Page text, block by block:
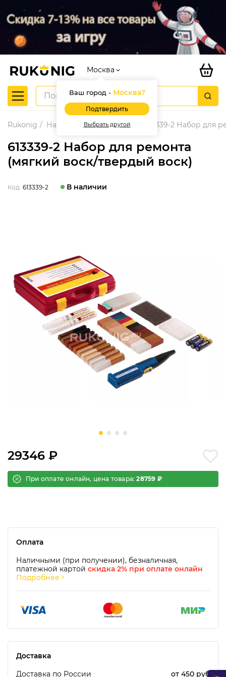
Москва
Ваш город - Москва?
Подтвердить
Выбрать другой
Rukonig Наборы восков в кейсе 613339-2 Набор для
613339-2 Набор для ремонта
(мягкий воск/твердый воск)
Код: 613339-2 В наличии
29346 ₽
При оплате онлайн, цена товара:28759 ₽
Оплата
Наличными (при получении), безналичная,
платежной картой скидка 2% при оплате онлайн
Подробнее
Доставка
Доставка по России
от 450 руб